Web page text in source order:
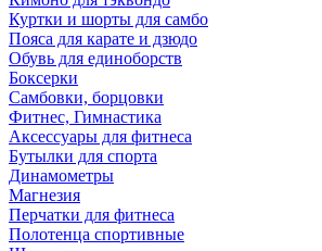
Куртки и шорты для самбо
Пояса для карате и дзюдо
Обувь для единоборств
Боксерки
Самбовки, борцовки
Фитнес, Гимнастика
Аксессуары для фитнеса
Бутылки для спорта
Динамометры
Магнезия
Перчатки для фитнеса
Полотенца спортивные